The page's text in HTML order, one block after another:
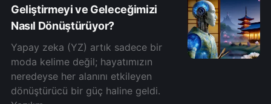
Geliştirmeyi ve Geleceğimizi
Nasıl Dönüştürüyor?
Yapay zeka (YZ) artık sadece bir
moda kelime değil; hayatımızın
neredeyse her alanını etkileyen
dönüştürücü bir güç haline geldi.